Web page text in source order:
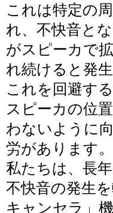
これは特定の
れ、不快音と
がスピーカで
れ続けると発生
これを回避す
スピーカの位
わないように
労があります。
私たちは、長
不快音の発生
キャンセラ」